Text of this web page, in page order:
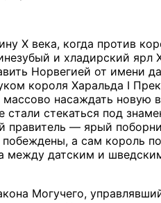
X века, когда против
и хладирский ярл
Норвегией от имени
короля Харальда I
насаждать новую
стекаться под
правитель — ярый
а сам король
между датским и
Могучего,